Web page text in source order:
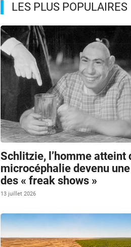
LES PLUS POPULAIRES
Schlitzie, l’homme atteint
microcéphalie devenu
des « freak shows »
13 juillet 2026